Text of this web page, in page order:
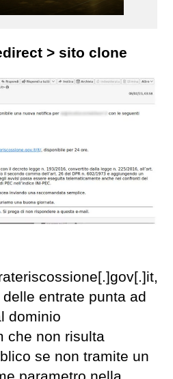
> sito clone
entrate punta ad
dominio
che non risulta
se non tramite un